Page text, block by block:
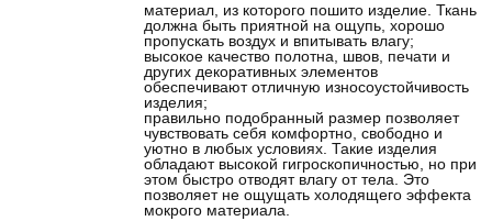
материал, из которого пошито изделие. Ткань
должна быть приятной на ощупь, хорошо
пропускать воздух и впитывать влагу;
высокое качество полотна, швов, печати и
других декоративных элементов
обеспечивают отличную износоустойчивость
изделия;
правильно подобранный размер позволяет
чувствовать себя комфортно, свободно и
уютно в любых условиях. Такие изделия
обладают высокой гигроскопичностью, но при
этом быстро отводят влагу от тела. Это
позволяет не ощущать холодящего эффекта
мокрого материала.